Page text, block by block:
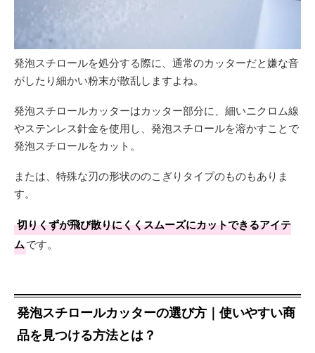
発泡スチロールを処分する際に、通常のカッターだと嫌な音
がしたり細かい粉末が散乱しますよね。
発泡スチロールカッターはカッター部分に、細いニクロム線
やステンレス針金を使用し、発泡スチロールを溶かすことで
発泡スチロールをカット。
または、特殊な刃の形状ののこぎりタイプのものもありま
す。
切りくずが飛び散りにくくスムーズにカットできるアイテ
ムです。
発泡スチロールカッターの選び方｜使いやすい商
品を見つける方法とは？